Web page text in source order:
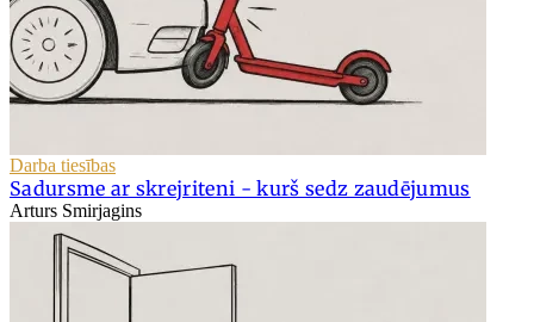
Darba tiesības
Sadursme ar skrejriteni - kurš sedz zaudējumus
Arturs Smirjagins